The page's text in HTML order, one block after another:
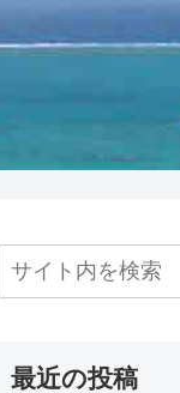
最近の投稿